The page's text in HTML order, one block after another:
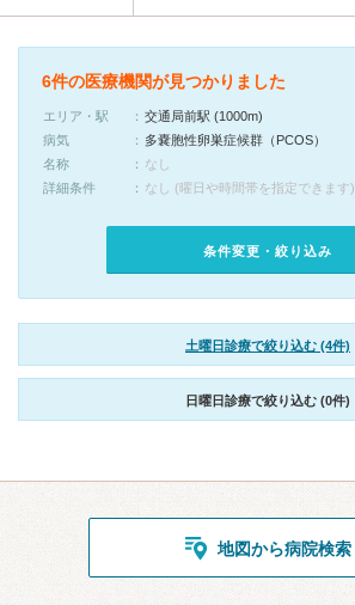
6件の医療機関が見つかりました
エリア・駅
交通局前駅 (1000m)
病気
多嚢胞性卵巣症候群（PCOS）
名称
なし
詳細条件
なし (曜日や時間帯を指定できます)
条件変更・絞り込み
土曜日診療で絞り込む (4件)
日曜日診療で絞り込む (0件)
地図から病院検索